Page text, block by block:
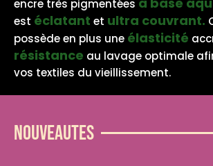
encre très pigmentées
est éclatant et ultra couvrant.
possède en plus une élasticité
résistance au lavage optimale
vos textiles du vieillissement.
Nouveautes